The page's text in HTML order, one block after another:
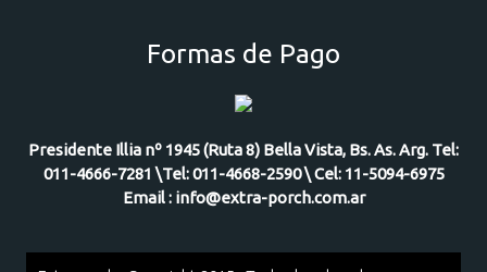
Formas de Pago
Presidente Illia nº 1945 (Ruta 8) Bella Vista, Bs. As. Arg. Tel:
011-4666-7281 \Tel: 011-4668-2590 \ Cel: 11-5094-6975
Email : info@extra-porch.com.ar